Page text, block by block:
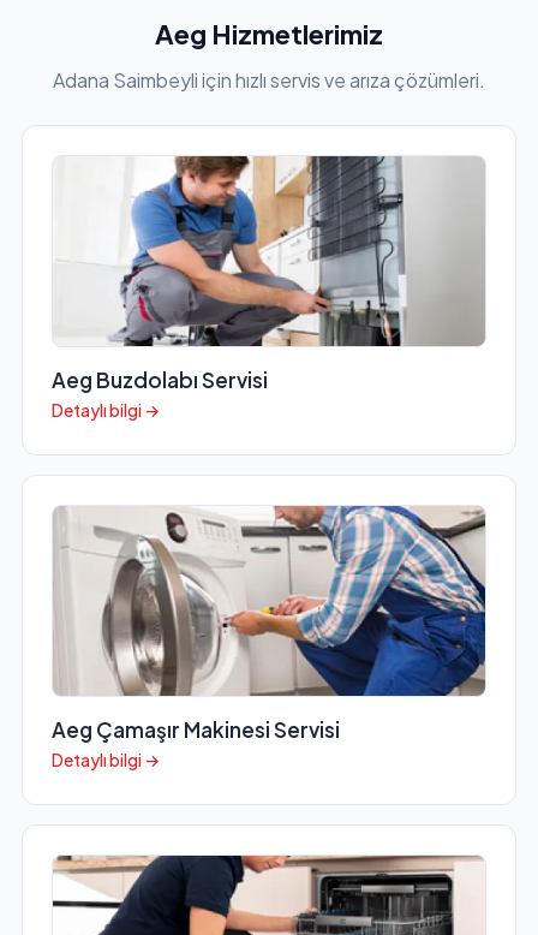
Aeg Hizmetlerimiz
Adana Saimbeyli için hızlı servis ve arıza çözümleri.
Aeg Buzdolabı Servisi
Detaylı bilgi →
Aeg Çamaşır Makinesi Servisi
Detaylı bilgi →